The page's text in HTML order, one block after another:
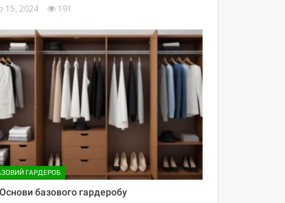
15, 2024 191
ГАРДЕРОБ
базового гардеробу